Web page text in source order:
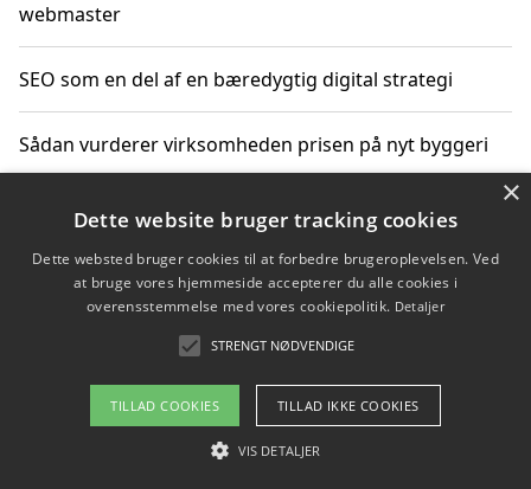
webmaster
SEO som en del af en bæredygtig digital strategi
Sådan vurderer virksomheden prisen på nyt byggeri
Sådan får du hjælp til en hjemmeside uden binding
Copyright 2026 - Pilanto Aps
Om / kontakt
Blog Betingelser
×
Dette website bruger tracking cookies
Dette websted bruger cookies til at forbedre brugeroplevelsen. Ved
at bruge vores hjemmeside accepterer du alle cookies i
overensstemmelse med vores cookiepolitik. Detaljer
STRENGT NØDVENDIGE
TILLAD COOKIES TILLAD IKKE COOKIES
VIS DETALJER